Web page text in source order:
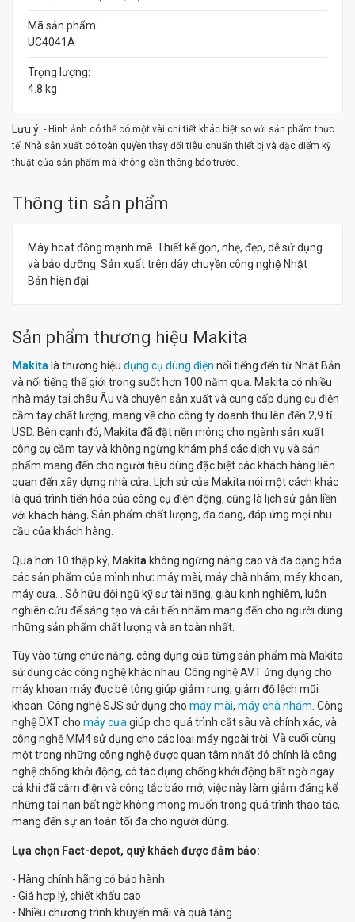
Mã sản phẩm:
UC4041A
Trọng lượng:
4.8 kg
Lưu ý: - Hình ảnh có thể có một vài chi tiết khác biệt so với sản phẩm thực
tế. Nhà sản xuất có toàn quyền thay đổi tiêu chuẩn thiết bị và đặc điểm kỹ
thuật của sản phẩm mà không cần thông báo trước.
Thông tin sản phẩm
Máy hoạt động mạnh mẽ. Thiết kế gọn, nhẹ, đẹp, dễ sử dụng
và bảo dưỡng. Sản xuất trên dây chuyền công nghệ Nhật
Bản hiện đại.
Sản phẩm thương hiệu Makita
Makita là thương hiệu dụng cụ dùng điện nổi tiếng đến từ Nhật Bản
và nổi tiếng thế giới trong suốt hơn 100 năm qua. Makita có nhiều
nhà máy tại châu Âu và chuyên sản xuất và cung cấp dụng cụ điện
cầm tay chất lượng, mang về cho công ty doanh thu lên đến 2,9 tỉ
USD. Bên cạnh đó, Makita đã đặt nền móng cho ngành sản xuất
công cụ cầm tay và không ngừng khám phá các dịch vụ và sản
phẩm mang đến cho người tiêu dùng đặc biệt các khách hàng liên
quan đến xây dựng nhà cửa. Lịch sử của Makita nói một cách khác
là quá trình tiến hóa của công cụ điện động, cũng là lịch sử gắn liền
với khách hàng. Sản phẩm chất lượng, đa dạng, đáp ứng mọi nhu
cầu của khách hàng.
Qua hơn 10 thập kỷ, Makita không ngừng nâng cao và đa dạng hóa
các sản phẩm của mình như: máy mài, máy chà nhám, máy khoan,
máy cưa... Sở hữu đội ngũ kỹ sư tài năng, giàu kinh nghiêm, luôn
nghiên cứu để sáng tạo và cải tiến nhằm mang đến cho người dùng
những sản phẩm chất lượng và an toàn nhất.
Tùy vào từng chức năng, công dụng của từng sản phẩm mà Makita
sử dụng các công nghệ khác nhau. Công nghệ AVT ứng dụng cho
máy khoan máy đục bê tông giúp giảm rung, giảm độ lệch mũi
khoan. Công nghệ SJS sử dụng cho máy mài, máy chà nhám . Công
nghệ DXT cho máy cưa giúp cho quá trình cắt sâu và chính xác, và
công nghệ MM4 sử dụng cho các loại máy ngoài trời. Và cuối cùng
một trong những công nghệ được quan tâm nhất đó chính là công
nghệ chống khởi động, có tác dụng chống khởi động bất ngờ ngay
cả khi đã cắm điện và công tắc báo mở, việc này làm giảm đáng kể
những tai nạn bất ngờ không mong muốn trong quá trình thao tác,
mang đến sự an toàn tối đa cho người dùng.
Lựa chọn Fact-depot, quý khách được đảm bảo:
- Hàng chính hãng có bảo hành
- Giá hợp lý, chiết khấu cao
- Nhiều chương trình khuyến mãi và quà tặng